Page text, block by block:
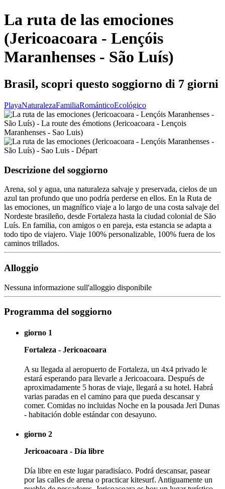
La ruta de las emociones
(Jericoacoara - Lençóis
Maranhenses - São Luís)
Brasil, scopri questo soggiorno di 7 giorni
PlayaNaturalezaFamiliaRománticoEcológico
Descrizione del soggiorno
Arena, sol y agua, una naturaleza salvaje y preservada, cielos de un
azul tan profundo que uno podría perderse en ellos. En la Ruta de
las emociones, un magnífico viaje a lo largo de una costa salvaje del
Nordeste brasileño, desde Fortaleza hasta la ciudad colonial de São
Luís. En familia, con amigos o en pareja, esta estancia se adapta a
todo tipo de viajero. Viaje 100% personalizable, 100% fuera de los
caminos trillados.
Alloggio
Nessuna informazione sull'alloggio disponibile
Programma del soggiorno
giorno 1
Fortaleza - Jericoacoara
A su llegada al aeropuerto de Fortaleza, un 4x4 privado le
estará esperando para llevarle a Jericoacoara. Después de
aproximadamente 5 horas de viaje, llegará a su hotel. Habrá
varias paradas en el camino para que pueda descansar y
comer. Comidas no incluidas Noche en la pousada Jeri Dunas
- habitación doble estándar con desayuno.
giorno 2
Jericoacoara - Día libre
Día libre en este lugar paradisíaco. Podrá descansar, pasear
por las calles de arena o practicar kitesurf. Antiguamente un